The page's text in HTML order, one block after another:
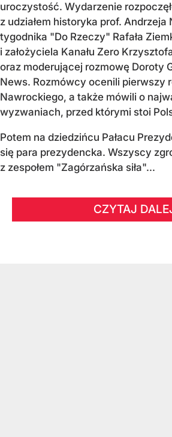
uroczystość. Wydarzenie
z udziałem historyka prof.
tygodnika "Do Rzeczy" Rafała
i założyciela Kanału Zero
oraz moderującej rozmowę Doroty
News. Rozmówcy ocenili pierwszy
Nawrockiego, a także mówili o
wyzwaniach, przed którymi stoi
Potem na dziedzińcu Pałacu
się para prezydencka. Wszyscy
z zespołem "Zagórzańska siła"...
CZYTAJ